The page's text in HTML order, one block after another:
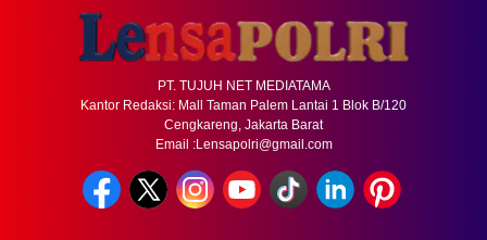
PT. TUJUH NET MEDIATAMA
Kantor Redaksi: Mall Taman Palem Lantai 1 Blok B/120
Cengkareng, Jakarta Barat
Email :Lensapolri@gmail.com